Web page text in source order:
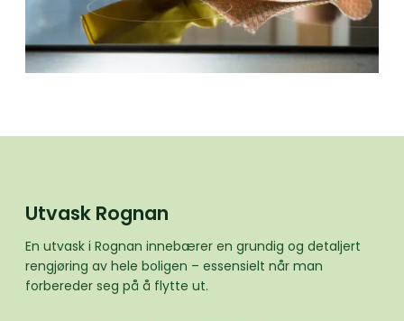
Utvask Rognan
En utvask i Rognan innebærer en grundig og detaljert
rengjøring av hele boligen – essensielt når man
forbereder seg på å flytte ut.